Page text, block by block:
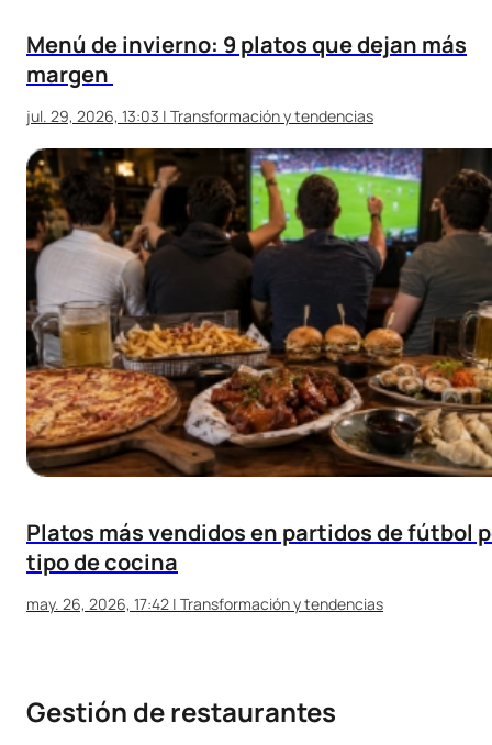
Menú de invierno: 9 platos que dejan más
margen
jul. 29, 2026, 13:03 | Transformación y tendencias
Platos más vendidos en partidos de fútbol
tipo de cocina
may. 26, 2026, 17:42 | Transformación y tendencias
Gestión de restaurantes